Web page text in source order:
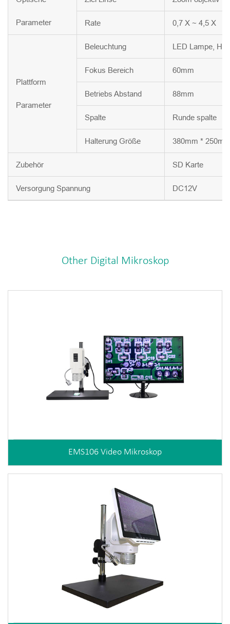
Parameter Rate 0,7 X ~ 4,5 X
Plattform
Parameter
Beleuchtung LED Lampe,
Fokus Bereich 60mm
Betriebs Abstand 88mm
Spalte Runde spalte
Halterung Größe 380mm *
Zubehör SD Karte
Versorgung Spannung DC12V
Other Digital Mikroskop
EMS106 Video Mikroskop